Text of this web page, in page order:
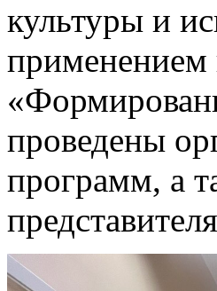
культуры и
применением
проведены
программ, а